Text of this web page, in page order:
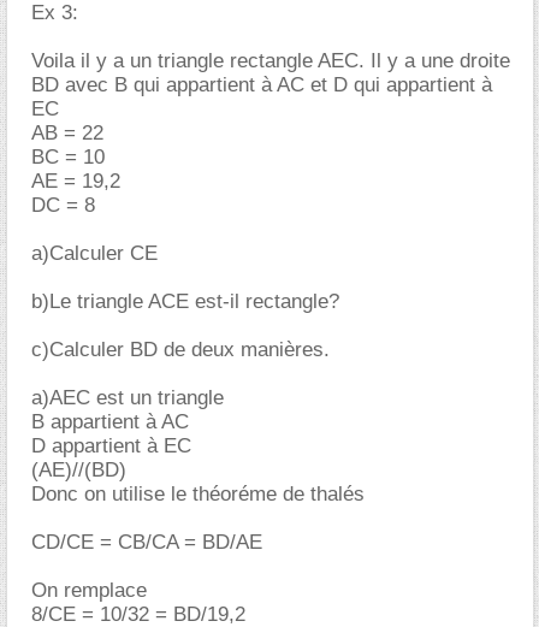
Ex 3:
Voila il y a un triangle rectangle AEC. Il y a une droite
BD avec B qui appartient à AC et D qui appartient à
EC
AB = 22
BC = 10
AE = 19,2
DC = 8
a)Calculer CE
b)Le triangle ACE est-il rectangle?
c)Calculer BD de deux manières.
a)AEC est un triangle
B appartient à AC
D appartient à EC
(AE)//(BD)
Donc on utilise le théoréme de thalés
CD/CE = CB/CA = BD/AE
On remplace
8/CE = 10/32 = BD/19,2